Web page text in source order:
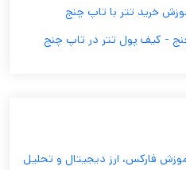
فارکس، ارز دیجیتال و تحلیل